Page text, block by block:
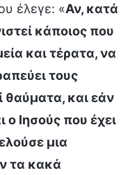
έλεγε: «Αν, κατά
κάποιος που
και τέρατα, να
τους
θαύματα, και εάν
ο Ιησούς που έχει
μια
τα κακά